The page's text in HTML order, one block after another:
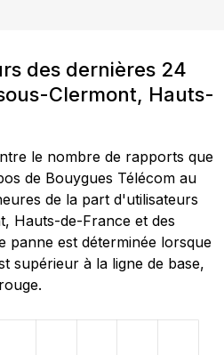
des dernières 24
Clermont, Hauts-
le nombre de rapports que
de Bouygues Télécom au
de la part d'utilisateurs
Hauts-de-France et des
panne est déterminée lorsque
supérieur à la ligne de base,